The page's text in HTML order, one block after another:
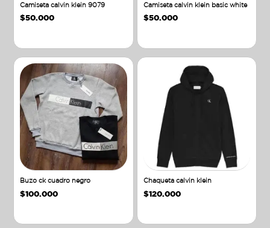
Camiseta calvin klein 9079
$50.000
Camiseta calvin klein basic white
$50.000
Buzo ck cuadro negro
$100.000
Chaqueta calvin klein
$120.000